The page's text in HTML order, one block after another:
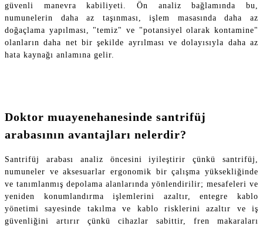
güvenli manevra kabiliyeti. Ön analiz bağlamında bu,
numunelerin daha az taşınması, işlem masasında daha az
doğaçlama yapılması, "temiz" ve "potansiyel olarak kontamine"
olanların daha net bir şekilde ayrılması ve dolayısıyla daha az
hata kaynağı anlamına gelir.
Doktor muayenehanesinde santrifüj
arabasının avantajları nelerdir?
Santrifüj arabası analiz öncesini iyileştirir çünkü santrifüj,
numuneler ve aksesuarlar ergonomik bir çalışma yüksekliğinde
ve tanımlanmış depolama alanlarında yönlendirilir; mesafeleri ve
yeniden konumlandırma işlemlerini azaltır, entegre kablo
yönetimi sayesinde takılma ve kablo risklerini azaltır ve iş
güvenliğini artırır çünkü cihazlar sabittir, fren makaraları